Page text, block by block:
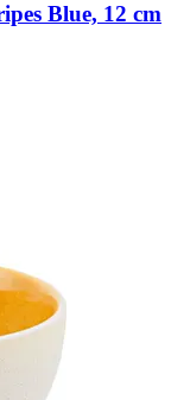
Blue, 12 cm